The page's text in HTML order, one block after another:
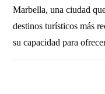
Marbella, una ciudad
destinos turísticos más
su capacidad para